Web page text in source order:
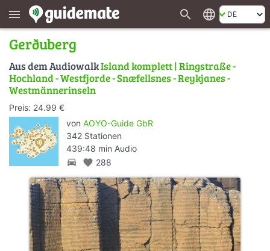
menu search language
Gerðuberg
Aus dem AudiowalkIsland komplett | Ringstraße -
Hochland - Westfjorde - Snæfellsnes - Reykjanes -
Westmännerinseln
Preis: 24.99 €
von AOYO-Guide GbR
342 Stationen
439:48 min Audio
directions_car favorite 288